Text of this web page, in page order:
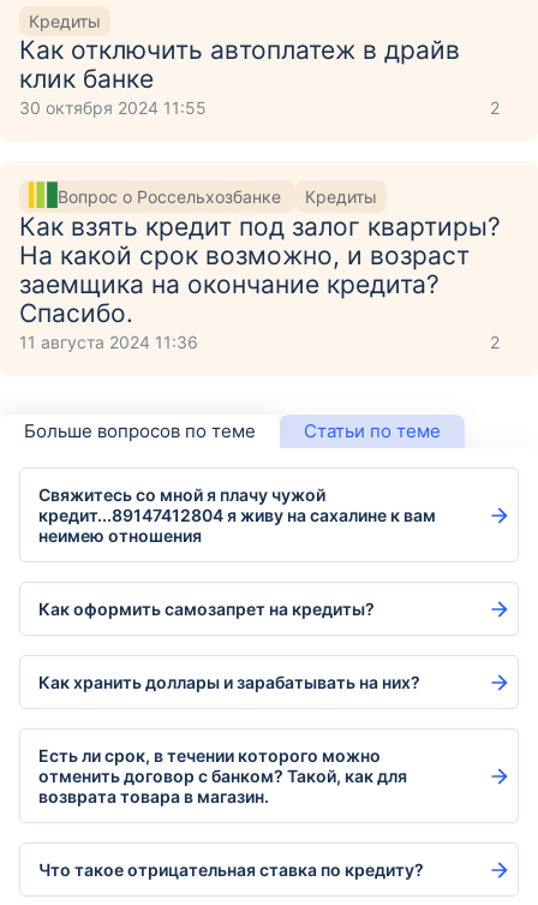
Кредиты
Как отключить автоплатеж в драйв
клик банке
30 октября 2024 11:55 2
Вопрос о Россельхозбанке Кредиты
Как взять кредит под залог квартиры?
На какой срок возможно, и возраст
заемщика на окончание кредита?
Спасибо.
11 августа 2024 11:36 2
Больше вопросов по теме Статьи по теме
Свяжитесь со мной я плачу чужой
кредит...89147412804 я живу на сахалине к вам
неимею отношения
Как оформить самозапрет на кредиты?
Как хранить доллары и зарабатывать на них?
Есть ли срок, в течении которого можно
отменить договор с банком? Такой, как для
возврата товара в магазин.
Что такое отрицательная ставка по кредиту?